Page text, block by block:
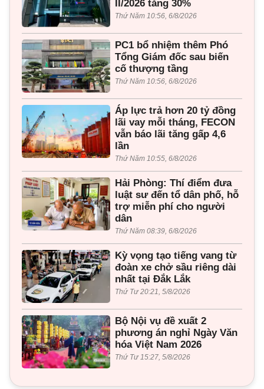
II/2026 tăng 30%
Thứ Năm 10:56, 6/8/2026
PC1 bổ nhiệm thêm Phó
Tổng Giám đốc sau biến
cố thượng tầng
Thứ Năm 10:56, 6/8/2026
Áp lực trả hơn 20 tỷ đồng
lãi vay mỗi tháng, FECON
vẫn báo lãi tăng gấp 4,6
lần
Thứ Năm 10:55, 6/8/2026
Hải Phòng: Thí điểm đưa
luật sư đến tổ dân phố, hỗ
trợ miễn phí cho người
dân
Thứ Năm 08:39, 6/8/2026
Kỳ vọng tạo tiếng vang từ
đoàn xe chở sầu riêng dài
nhất tại Đắk Lắk
Thứ Tư 20:21, 5/8/2026
Bộ Nội vụ đề xuất 2
phương án nghỉ Ngày Văn
hóa Việt Nam 2026
Thứ Tư 15:27, 5/8/2026